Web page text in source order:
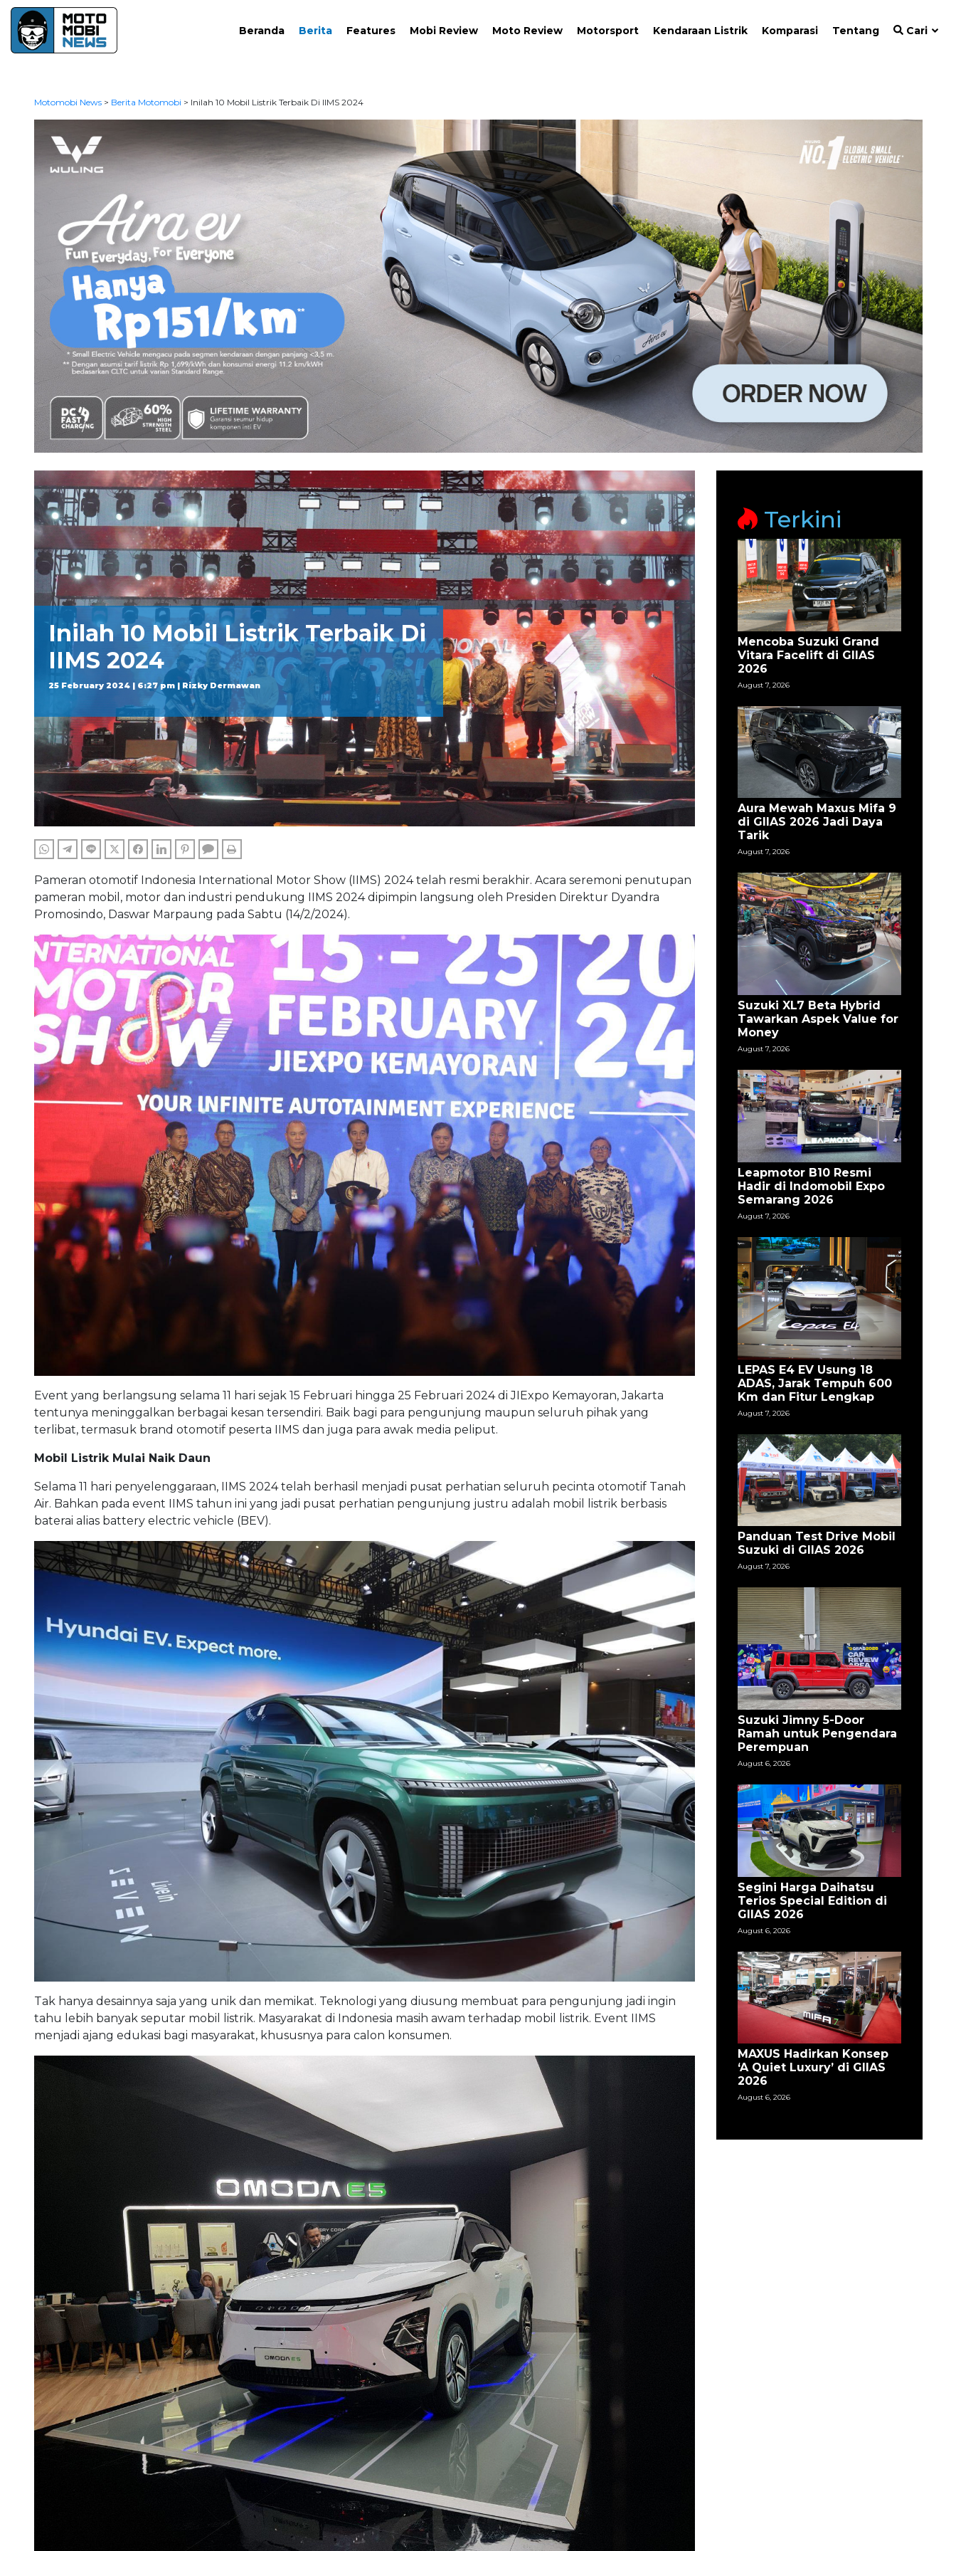
Beranda Berita Features Mobi Review Moto Review Motorsport Kendaraan Listrik Komparasi Tentang Cari
Motomobi News> Berita Motomobi > Inilah 10 Mobil Listrik Terbaik Di IIMS 2024
Inilah 10 Mobil Listrik Terbaik Di
IIMS 2024
25 February 2024 | 6:27 pm | Rizky Dermawan
WHATSAPPTELEGRAM
LINE TWITTERFACEBOOKLINKEDINPINTERESTCOMMENTS
Pameran otomotif Indonesia International Motor Show (IIMS) 2024 telah resmi berakhir. Acara seremoni penutupan
pameran mobil, motor dan industri pendukung IIMS 2024 dipimpin langsung oleh Presiden Direktur Dyandra
Promosindo, Daswar Marpaung pada Sabtu (14/2/2024).
Event yang berlangsung selama 11 hari sejak 15 Februari hingga 25 Februari 2024 di JIExpo Kemayoran, Jakarta
tentunya meninggalkan berbagai kesan tersendiri. Baik bagi para pengunjung maupun seluruh pihak yang
terlibat, termasuk brand otomotif peserta IIMS dan juga para awak media peliput.
Mobil Listrik Mulai Naik Daun
Selama 11 hari penyelenggaraan, IIMS 2024 telah berhasil menjadi pusat perhatian seluruh pecinta otomotif Tanah
Air. Bahkan pada event IIMS tahun ini yang jadi pusat perhatian pengunjung justru adalah mobil listrik berbasis
baterai alias battery electric vehicle (BEV).
Tak hanya desainnya saja yang unik dan memikat. Teknologi yang diusung membuat para pengunjung jadi ingin
tahu lebih banyak seputar mobil listrik. Masyarakat di Indonesia masih awam terhadap mobil listrik. Event IIMS
menjadi ajang edukasi bagi masyarakat, khususnya para calon konsumen.
Terkini
Mencoba Suzuki Grand
Vitara Facelift di GIIAS
2026
August 7, 2026
Aura Mewah Maxus Mifa 9
di GIIAS 2026 Jadi Daya
Tarik
August 7, 2026
Suzuki XL7 Beta Hybrid
Tawarkan Aspek Value for
Money
August 7, 2026
Leapmotor B10 Resmi
Hadir di Indomobil Expo
Semarang 2026
August 7, 2026
LEPAS E4 EV Usung 18
ADAS, Jarak Tempuh 600
Km dan Fitur Lengkap
August 7, 2026
Panduan Test Drive Mobil
Suzuki di GIIAS 2026
August 7, 2026
Suzuki Jimny 5-Door
Ramah untuk Pengendara
Perempuan
August 6, 2026
Segini Harga Daihatsu
Terios Special Edition di
GIIAS 2026
August 6, 2026
MAXUS Hadirkan Konsep
‘A Quiet Luxury’ di GIIAS
2026
August 6, 2026